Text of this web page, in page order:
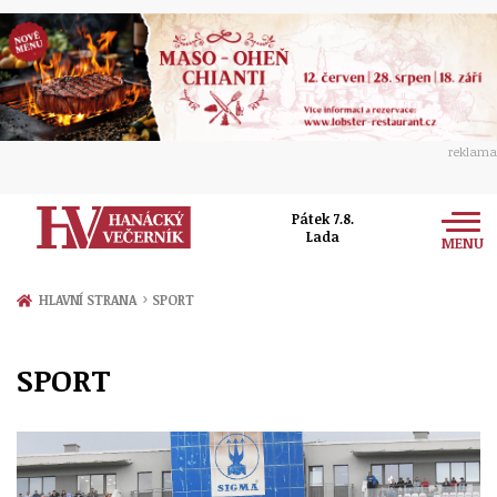
reklama
Pátek 7.8.
Lada
MENU
Zprávy
Přerov
Politika
Ekonomika
Kultura
Hudba
Společnost
Ženy
Sport
HLAVNÍ STRANA › SPORT
SPORT